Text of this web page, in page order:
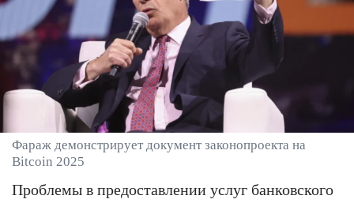
Фараж демонстрирует документ законопроекта на
Bitcoin 2025
Проблемы в предоставлении услуг банковского